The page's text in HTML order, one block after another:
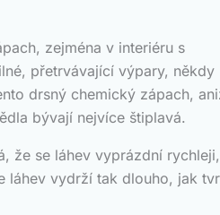
zejména v interiéru s
přetrvávající výpary, někdy
drsný chemický zápach,
bývají nejvíce štiplavá.
že se láhev vyprázdní
láhev vydrží tak dlouho, jak